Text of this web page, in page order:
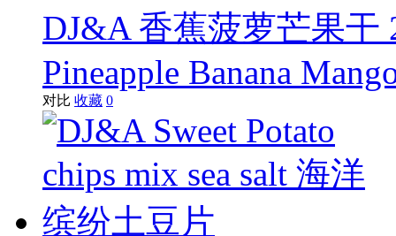
DJ&A 香蕉菠萝芒果干
Pineapple Banana
对比 收藏 0